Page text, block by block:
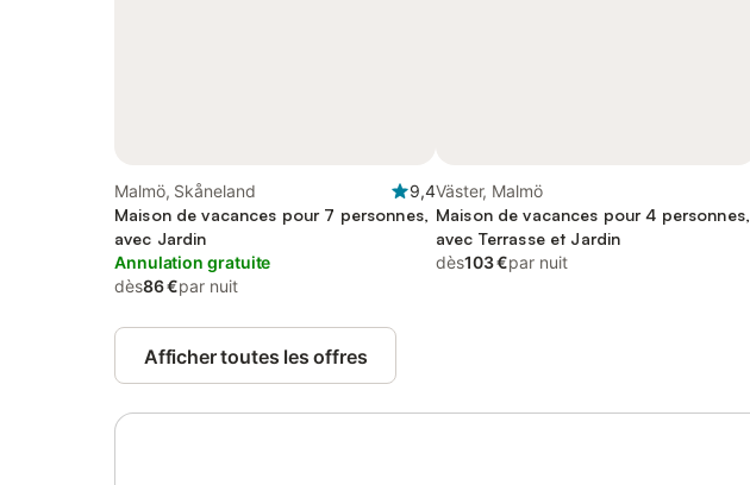
Malmö, Skåneland
9,4
Maison de vacances pour 7 personnes,
avec Jardin
Annulation gratuite
dès86 €par nuit
Väster, Malmö
Maison de vacances pour 4 personnes,
avec Terrasse et Jardin
dès103 €par nuit
Afficher toutes les offres